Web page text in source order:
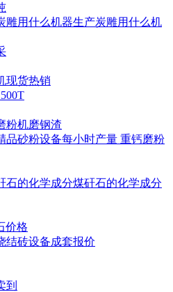
雕用什么机器生产炭雕用什么机
现货热销
粉机磨钢渣
品砂粉设备每小时产量 重钙磨粉
石的化学成分煤矸石的化学成分
价格
结砖设备成套报价
到